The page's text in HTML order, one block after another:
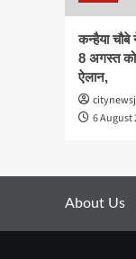
कन्हैया
8 अगस्त
ऐलान,
6 August
About Us